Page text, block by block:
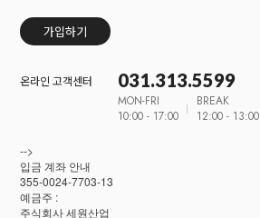
가입하기
온라인 고객센터 031.313.5599
MON-FRI
10:00 - 17:00
BREAK
12:00 - 13:00
-->
입금 계좌 안내
355-0024-7703-13
예금주 :
주식회사 세원산업